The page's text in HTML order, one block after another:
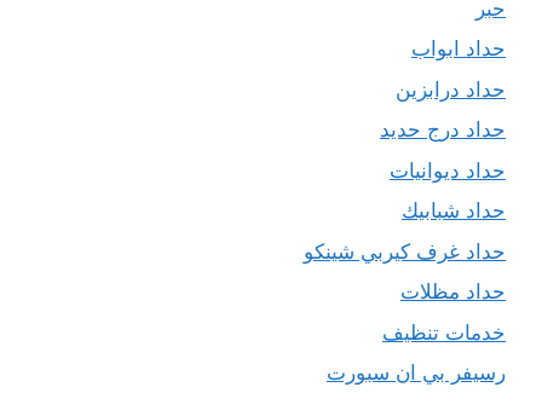
حبر
حداد ابواب
حداد درابزين
حداد درج حديد
حداد ديوانيات
حداد شبابيك
حداد غرف كيربي شينكو
حداد مظلات
خدمات تنظيف
رسيفر بي ان سبورت